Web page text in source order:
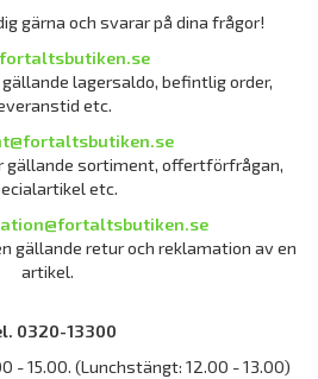
gärna och svarar på dina frågor!
lagersaldo, befintlig order,
etc.
gällande sortiment, offertförfrågan,
etc.
gällande retur och reklamation av en
artikel.
0320-13300
- 15.00. (Lunchstängt: 12.00 - 13.00)